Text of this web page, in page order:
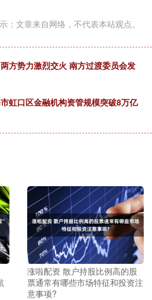
：文章来自网络，不代表本站观点。
方势力激烈交火 南方过渡委员会发
虹口区金融机构资管规模突破8万亿
涨啦配资 散户持股比例高的股
票通常有哪些市场特征和投资注
意事项?